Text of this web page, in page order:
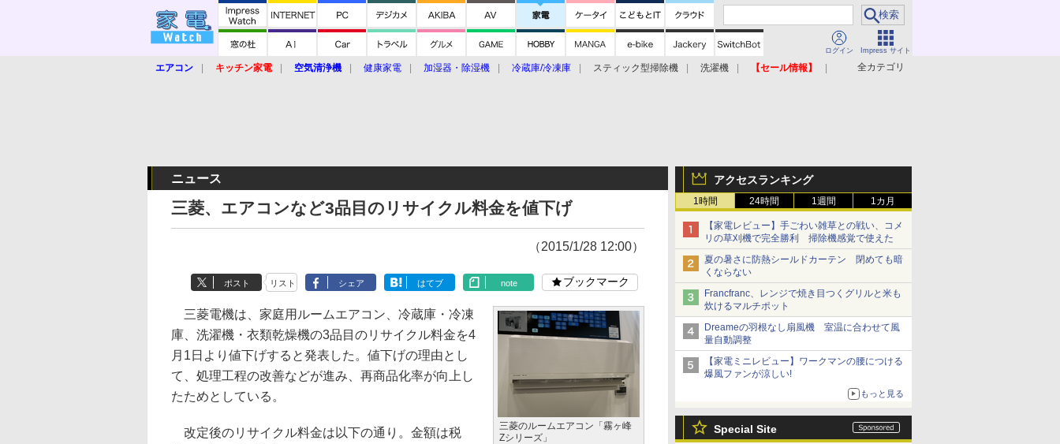
ログイン Impress サイト
全カテゴリ
エアコン キッチン家電 空気清浄機 健康家電 加湿器・除湿機 冷蔵庫/冷凍庫 スティック型掃除機 洗濯機
【セール情報】
アクセスランキング
1時間 24時間 1週間 1カ月
【家電レビュー】手ごわい雑草との戦い、コメ
リの草刈機で完全勝利 掃除機感覚で使えた
夏の暑さに防熱シールドカーテン 閉めても暗
くならない
Francfranc、レンジで焼き目つくグリルと米も
炊けるマルチポット
Dreameの羽根なし扇風機 室温に合わせて風
量自動調整
【家電ミニレビュー】ワークマンの腰につける
爆風ファンが涼しい!
もっと見る
Special Site
ニュース
三菱、エアコンなど3品目のリサイクル料金を値下げ
（2015/1/28 12:00）
ポスト リスト シェア はてブ note ブックマーク
三菱のルームエアコン「霧ヶ峰
Zシリーズ」
三菱電機は、家庭用ルームエアコン、冷蔵庫・冷凍
庫、洗濯機・衣類乾燥機の3品目のリサイクル料金を4
月1日より値下げすると発表した。値下げの理由とし
て、処理工程の改善などが進み、再商品化率が向上し
たためとしている。
改定後のリサイクル料金は以下の通り。金額は税